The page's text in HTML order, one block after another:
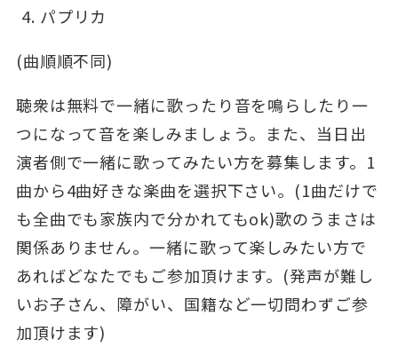
パプリカ
(曲順順不同)
聴衆は無料で一緒に歌ったり音を鳴らしたり一
つになって音を楽しみましょう。また、当日出
演者側で一緒に歌ってみたい方を募集します。1
曲から4曲好きな楽曲を選択下さい。(1曲だけで
も全曲でも家族内で分かれてもok)歌のうまさは
関係ありません。一緒に歌って楽しみたい方で
あればどなたでもご参加頂けます。(発声が難し
いお子さん、障がい、国籍など一切問わずご参
加頂けます)